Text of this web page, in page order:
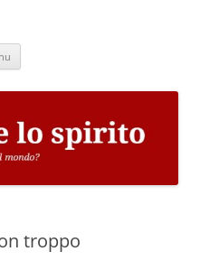
troppo